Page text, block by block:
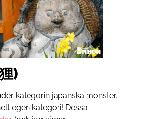
)
kategorin japanska monster,
egen kategori! Dessa